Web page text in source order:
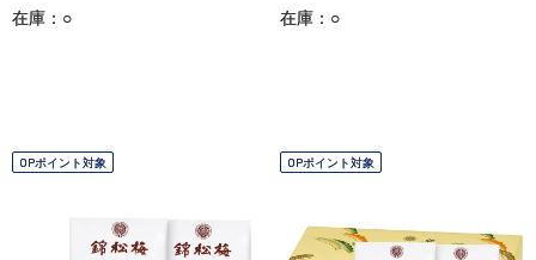
在庫：○ 在庫：○
OPポイント対象 OPポイント対象